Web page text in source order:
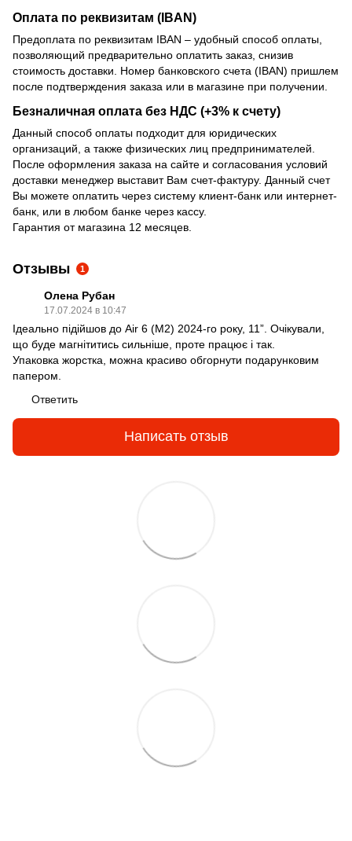
Оплата по реквизитам (IBAN)
Предоплата по реквизитам IBAN – удобный способ оплаты,
позволяющий предварительно оплатить заказ, снизив
стоимость доставки. Номер банковского счета (IBAN) пришлем
после подтверждения заказа или в магазине при получении.
Безналичная оплата без НДС (+3% к счету)
Данный способ оплаты подходит для юридических
организаций, а также физических лиц предпринимателей.
После оформления заказа на сайте и согласования условий
доставки менеджер выставит Вам счет-фактуру. Данный счет
Вы можете оплатить через систему клиент-банк или интернет-
банк, или в любом банке через кассу.
Гарантия от магазина 12 месяцев.
Отзывы 1
Олена Рубан
17.07.2024 в 10:47
Ідеально підійшов до Air 6 (M2) 2024-го року, 11”. Очікували,
що буде магнітитись сильніше, проте працює і так.
Упаковка жорстка, можна красиво обгорнути подарунковим
папером.
Ответить
Написать отзыв